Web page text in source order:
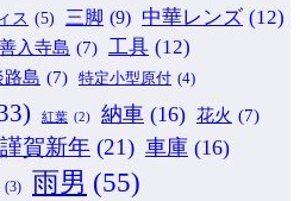
ス (5) 三脚 (9) 中華レンズ (12)
善入寺島 (7) 工具 (12)
路島 (7) 特定小型原付 (4)
紅葉 (2) 納車 (16) 花火 (7)
謹賀新年 (21) 車庫 (16)
(3) 雨男 (55)